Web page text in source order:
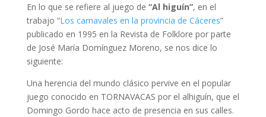
En lo que se refiere al juego de “Al higuín”, en el
trabajo “Los carnavales en la provincia de Cáceres”
publicado en 1995 en la Revista de Folklore por parte
de José María Domínguez Moreno, se nos dice lo
siguiente:
Una herencia del mundo clásico pervive en el popular
juego conocido en TORNAVACAS por el alhiguín, que el
Domingo Gordo hace acto de presencia en sus calles.